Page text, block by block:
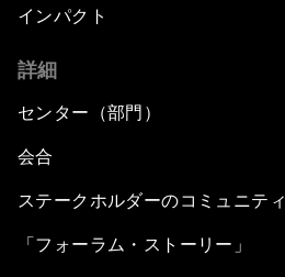
インパクト
詳細
センター（部門）
会合
ステークホルダーのコミュニティ
「フォーラム・ストーリー」